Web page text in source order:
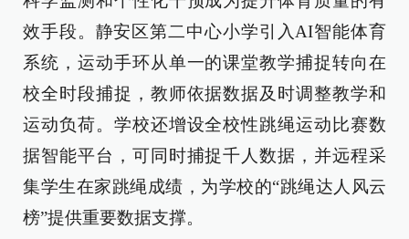
效手段。静安区第二中心小学引入AI智能体育
系统，运动手环从单一的课堂教学捕捉转向在
校全时段捕捉，教师依据数据及时调整教学和
运动负荷。学校还增设全校性跳绳运动比赛数
据智能平台，可同时捕捉千人数据，并远程采
集学生在家跳绳成绩，为学校的“跳绳达人风云
榜”提供重要数据支撑。